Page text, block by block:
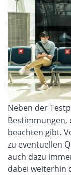
Neben der
Bestimmungen,
beachten gibt.
zu eventuellen
auch dazu
dabei weiterhin